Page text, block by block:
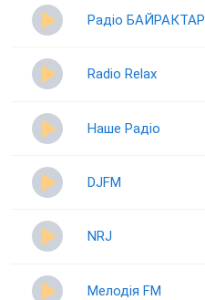
Радіо БАЙРАКТАР
Radio Relax
Наше Радіо
DJFM
NRJ
Мелодія FM